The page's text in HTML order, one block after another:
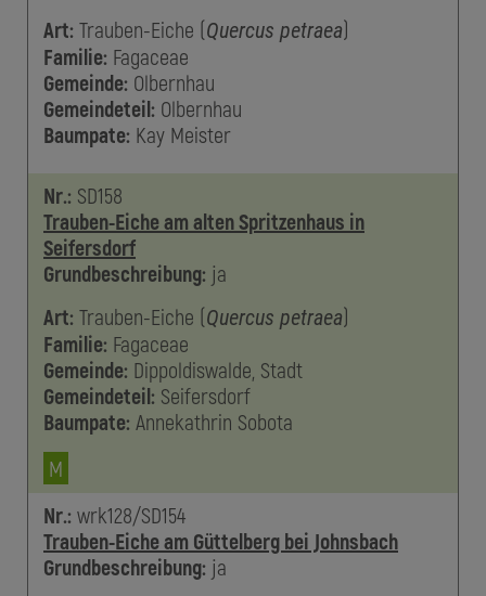
Art: Trauben-Eiche (Quercus petraea)
Familie: Fagaceae
Gemeinde: Olbernhau
Gemeindeteil: Olbernhau
Baumpate: Kay Meister
Nr.: SD158
Trauben-Eiche am alten Spritzenhaus in
Seifersdorf
Grundbeschreibung: ja
Art: Trauben-Eiche (Quercus petraea)
Familie: Fagaceae
Gemeinde: Dippoldiswalde, Stadt
Gemeindeteil: Seifersdorf
Baumpate: Annekathrin Sobota
M
Nr.: wrk128/SD154
Trauben-Eiche am Güttelberg bei Johnsbach
Grundbeschreibung: ja